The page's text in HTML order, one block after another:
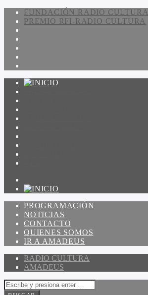
FUNDACIÓN RADIO CULTURA
PREMIO RFI-RADIO CULTURA
PROGRAMACIÓN
NOTICIAS
CONTACTO
QUIENES SOMOS
IR A AMADEUS
RADIO CULTURA
AMADEUS